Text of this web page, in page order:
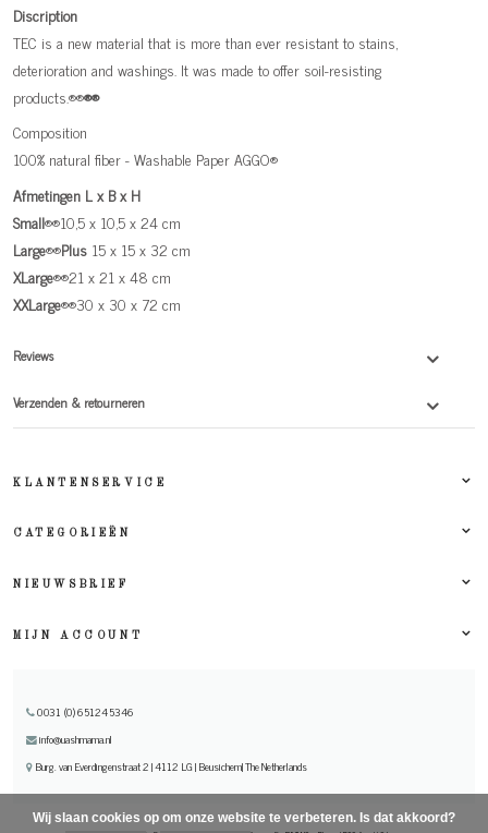
Discription
TEC is a new material that is more than ever resistant to stains,
deterioration and washings. It was made to offer soil-resisting
products.®®®®
Composition
100% natural fiber - Washable Paper AGGO®
Afmetingen L x B x H
Small®®10,5 x 10,5 x 24 cm
Large®®Plus 15 x 15 x 32 cm
XLarge®®21 x 21 x 48 cm
XXLarge®®30 x 30 x 72 cm
Reviews
Verzenden & retourneren
KLANTENSERVICE
CATEGORIEËN
NIEUWSBRIEF
MIJN ACCOUNT
0031 (0) 651245346
info@uashmama.nl
Burg. van Everdingenstraat 2 | 4112 LG | Beusichem| The Netherlands
Wij slaan cookies op om onze website te verbeteren. Is dat akkoord?